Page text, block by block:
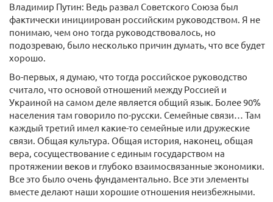
Владимир Путин: Ведь развал Советского Союза был
фактически инициирован российским руководством. Я не
понимаю, чем оно тогда руководствовалось, но
подозреваю, было несколько причин думать, что все будет
хорошо.
Во-первых, я думаю, что тогда российское руководство
считало, что основой отношений между Россией и
Украиной на самом деле является общий язык. Более 90%
населения там говорило по-русски. Семейные связи… Там
каждый третий имел какие-то семейные или дружеские
связи. Общая культура. Общая история, наконец, общая
вера, сосуществование с единым государством на
протяжении веков и глубоко взаимосвязанные экономики.
Все это было очень фундаментально. Все эти элементы
вместе делают наши хорошие отношения неизбежными.